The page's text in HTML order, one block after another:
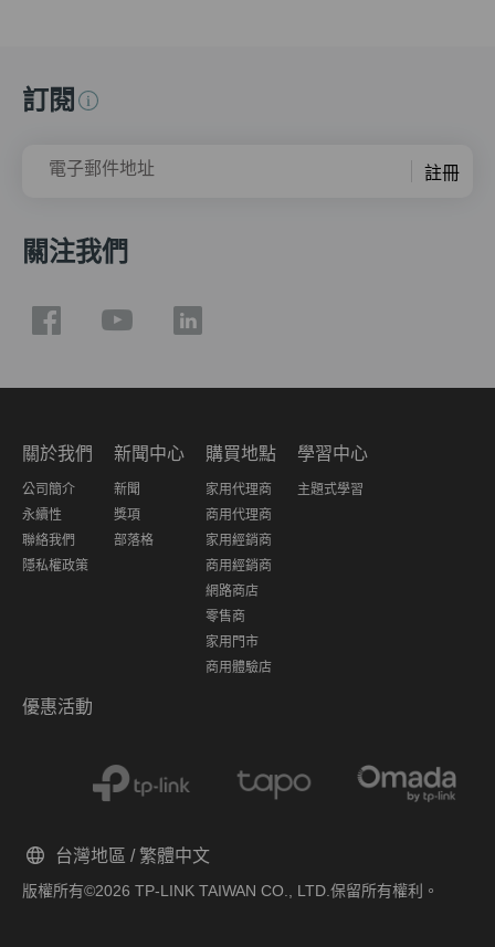
訂閱
電子郵件地址 註冊
關注我們
關於我們
公司簡介
永續性
聯絡我們
隱私權政策
新聞中心
新聞
獎項
部落格
購買地點
家用代理商
商用代理商
家用經銷商
商用經銷商
網路商店
零售商
家用門市
商用體驗店
學習中心
主題式學習
優惠活動
版權所有©2026 TP-LINK TAIWAN CO., LTD.保留所有權利。
台灣地區 / 繁體中文